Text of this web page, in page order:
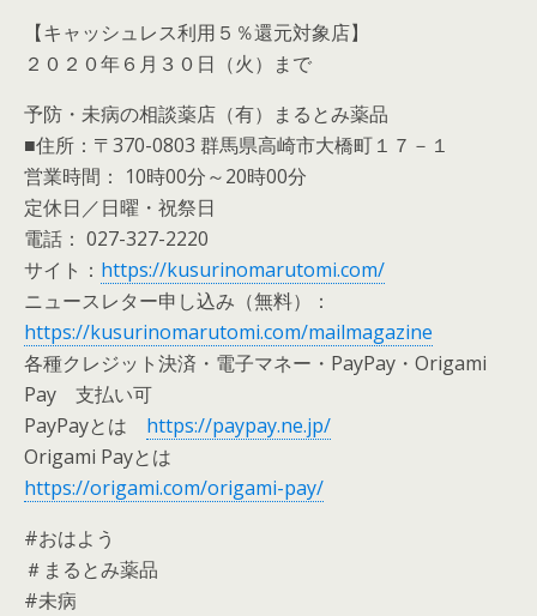
【キャッシュレス利用５％還元対象店】
２０２０年６月３０日（火）まで
予防・未病の相談薬店（有）まるとみ薬品
■住所：〒370-0803 群馬県高崎市大橋町１７－１
営業時間： 10時00分～20時00分
定休日／日曜・祝祭日
電話： 027-327-2220
サイト： https://kusurinomarutomi.com/
ニュースレター申し込み（無料）：
https://kusurinomarutomi.com/mailmagazine
各種クレジット決済・電子マネー・PayPay・Origami
Pay 支払い可
PayPayとは https://paypay.ne.jp/
Origami Payとは
https://origami.com/origami-pay/
#おはよう
＃まるとみ薬品
#未病